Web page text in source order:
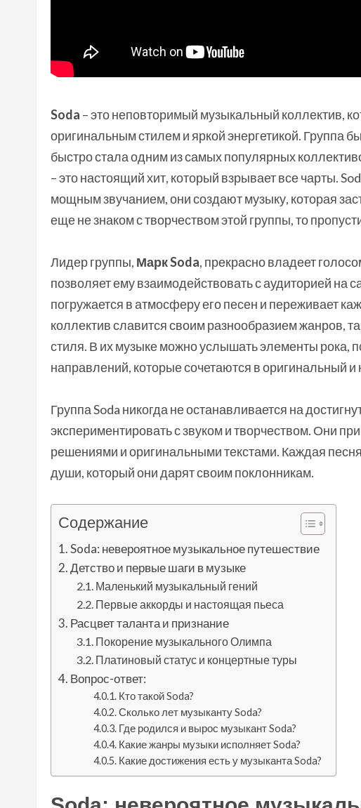
Soda – это неповторимый музыкальный коллектив,
оригинальным стилем и яркой энергетикой. Группа
быстро стала одним из самых популярных
– это настоящий хит, который взрывает все чарты.
мощным звучанием, они создают музыку, которая
еще не знаком с творчеством этой группы, то
Лидер группы, Марк Soda, прекрасно владеет
позволяет ему взаимодействовать с аудиторией на
погружается в атмосферу его песен и переживает
коллектив славится своим разнообразием жанров,
стиля. В их музыке можно услышать элементы рока,
направлений, которые сочетаются в оригинальный и
Группа Soda никогда не останавливается на
экспериментировать с звуком и творчеством. Они
решениями и оригинальными текстами. Каждая
души, который они дарят своим поклонникам.
Содержание
Soda: невероятное музыкальное путешествие
Детство и первые шаги в музыке
Маленький музыкальный гений
Первые аккорды и настоящая пьеса
Расцвет таланта и признание
Покорение музыкального Олимпа
Платиновый статус и концертные туры
Вопрос-ответ:
Кто такой Soda?
Сколько лет музыканту Soda?
Где родился и вырос музыкант Soda?
Какие жанры музыки исполняет Soda?
Какие достижения есть у музыканта Soda?